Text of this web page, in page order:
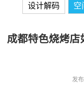
设计解码 空
成都特色烧烤店
发